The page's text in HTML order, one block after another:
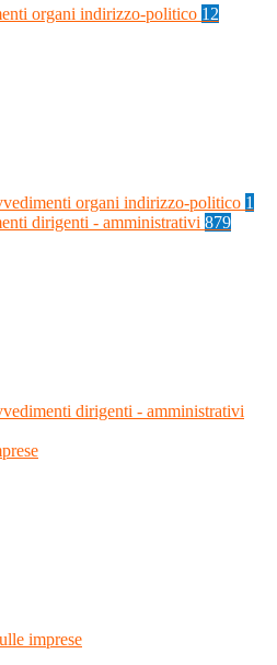
organi indirizzo-politico 12
organi indirizzo-politico 1
dirigenti - amministrativi 879
dirigenti - amministrativi
imprese